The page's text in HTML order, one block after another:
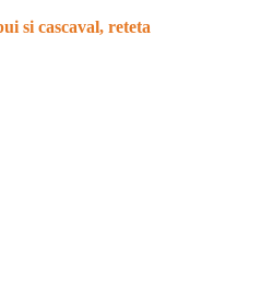
si cascaval, reteta